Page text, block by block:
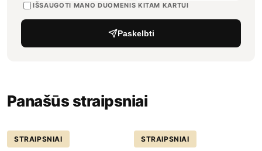
IŠSAUGOTI MANO DUOMENIS KITAM KARTUI
Paskelbti
Panašūs straipsniai
STRAIPSNIAI STRAIPSNIAI